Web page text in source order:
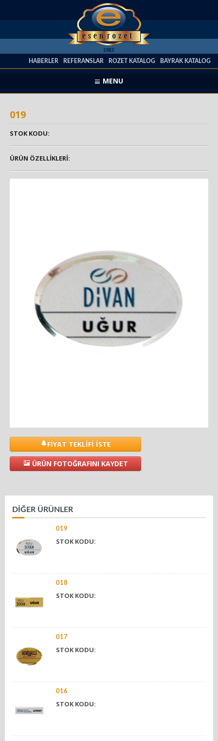
HABERLER REFERANSLAR ROZET KATALOG BAYRAK KATALOG
MENU
019
STOK KODU:
ÜRÜN ÖZELLİKLERİ:
FİYAT TEKLİFİ İSTE
ÜRÜN FOTOĞRAFINI KAYDET
DİĞER ÜRÜNLER
019
STOK KODU:
018
STOK KODU:
017
STOK KODU:
016
STOK KODU: